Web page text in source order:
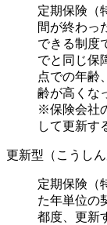
定期保険（
間が終わっ
できる制度
でと同じ保
点での年齢
齢が高くな
※保険会社
して更新す
更新型（こうしん
定期保険（
た年単位の
都度、更新